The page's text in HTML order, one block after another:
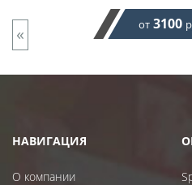
от 3100
«
НАВИГАЦИЯ
О компании